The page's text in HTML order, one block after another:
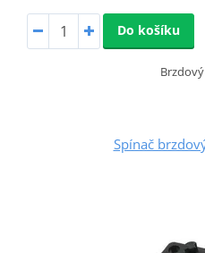
Do košíku
Spínač